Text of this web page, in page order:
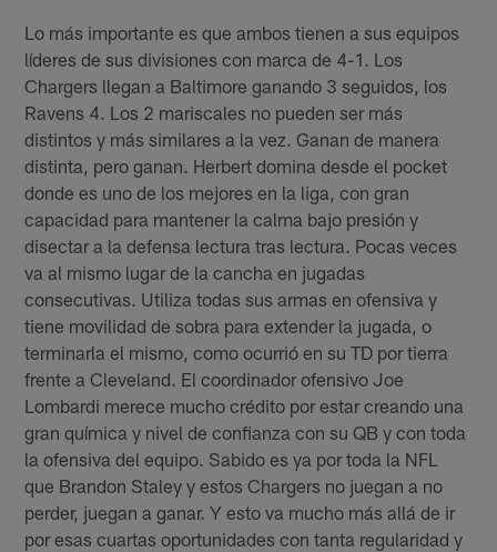
Lo más importante es que ambos tienen a sus equipos
líderes de sus divisiones con marca de 4-1. Los
Chargers llegan a Baltimore ganando 3 seguidos, los
Ravens 4. Los 2 mariscales no pueden ser más
distintos y más similares a la vez. Ganan de manera
distinta, pero ganan. Herbert domina desde el pocket
donde es uno de los mejores en la liga, con gran
capacidad para mantener la calma bajo presión y
disectar a la defensa lectura tras lectura. Pocas veces
va al mismo lugar de la cancha en jugadas
consecutivas. Utiliza todas sus armas en ofensiva y
tiene movilidad de sobra para extender la jugada, o
terminarla el mismo, como ocurrió en su TD por tierra
frente a Cleveland. El coordinador ofensivo Joe
Lombardi merece mucho crédito por estar creando una
gran química y nivel de confianza con su QB y con toda
la ofensiva del equipo. Sabido es ya por toda la NFL
que Brandon Staley y estos Chargers no juegan a no
perder, juegan a ganar. Y esto va mucho más allá de ir
por esas cuartas oportunidades con tanta regularidad y